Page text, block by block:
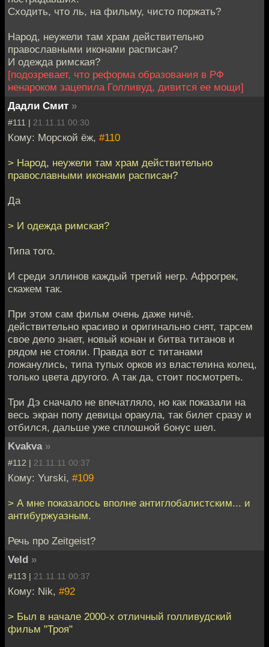
Сходить, что ль, на фильму, чисто поржать?
Народ, неужели там храм действительно
православными иконами расписан?
И одежда римская?
[подозревает, что реформа образования в РФ
ненароком зацепила Голливуд, дивится ее мощи]
Дадли Смит »
#111 | 21.11.11 00:30
Кому: Морской ёж, #110
> Народ, неужели там храм действительно
православными иконами расписан?
Да
> И одежда римская?
Типа того.
И среди эллинов каждый третий негр. Афрогрек,
скажем так.
При этом сам фильм очень даже ничё.
действительно красиво и оригинально снят, тарсем
свое дело знает, новый конан и битва титанов и
рядом не стояли. Правда вот с титанами
ложанулись, типа тупых орков из властелина колец,
только цвета другого. А так да, стоит посмотреть.
Три Дэ сначало не впечатляло, но как показали на
весь экран попу девицы оракула, так билет сразу и
отбился, дальше уже сплошной бонус шел.
Kvakva »
#112 | 21.11.11 00:37
Кому: Yurski, #109
> А мне показалось вполне антиглобалистским... и
антибуржуазным.
Речь про Zeitgeist?
Veld »
#113 | 21.11.11 00:37
Кому: Nik, #92
> Был в начале 2000-х отличный голливудский
фильм "Троя"